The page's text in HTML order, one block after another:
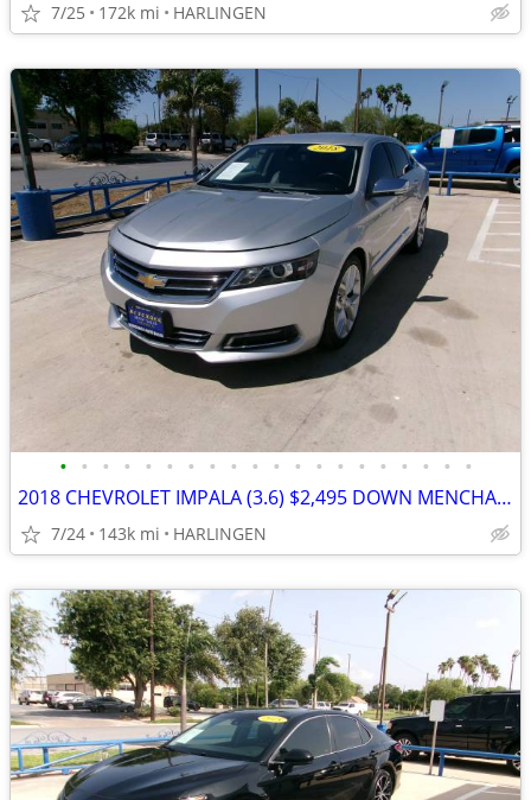
7/25 172k mi HARLINGEN
• • • • • • • • • • • • • • • • • • • •
2018 CHEVROLET IMPALA (3.6) $2,495 DOWN MENCHACA AUTO SALES
7/24 143k mi HARLINGEN